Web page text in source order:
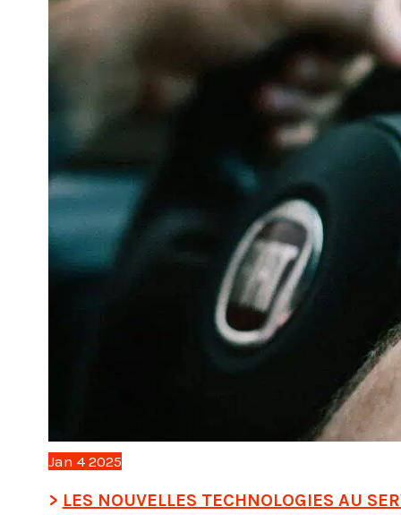
Jan 4 2025
LES NOUVELLES TECHNOLOGIES AU